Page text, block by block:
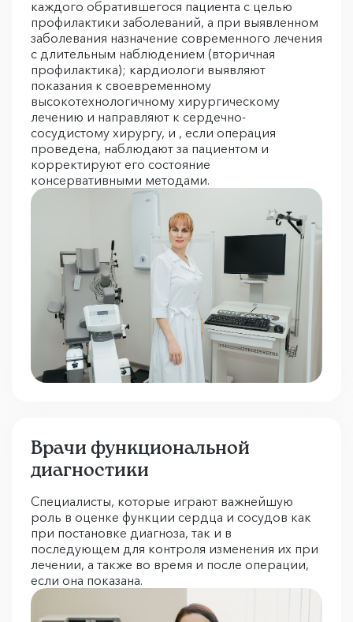
каждого обратившегося пациента с целью
профилактики заболеваний, а при выявленном
заболевания назначение современного лечения
с длительным наблюдением (вторичная
профилактика); кардиологи выявляют
показания к своевременному
высокотехнологичному хирургическому
лечению и направляют к сердечно-
сосудистому хирургу, и , если операция
проведена, наблюдают за пациентом и
корректируют его состояние
консервативными методами.
Врачи функциональной
диагностики
Специалисты, которые играют важнейшую
роль в оценке функции сердца и сосудов как
при постановке диагноза, так и в
последующем для контроля изменения их при
лечении, а также во время и после операции,
если она показана.